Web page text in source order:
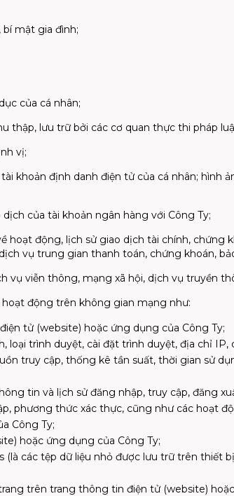
bí mật gia đình;
của cá nhân;
thập, lưu trữ bởi các cơ quan thực thi pháp
vị;
khoản định danh điện tử của cá nhân; hình
của tài khoản ngân hàng với Công Ty;
hoạt động, lịch sử giao dịch tài chính, chứng
vụ trung gian thanh toán, chứng khoán,
vụ viễn thông, mạng xã hội, dịch vụ truyền
động trên không gian mạng như:
tử (website) hoặc ứng dụng của Công Ty;
loại trình duyệt, cài đặt trình duyệt, địa chỉ
truy cập, thống kê tần suất, thời gian sử
tin và lịch sử đăng nhập, truy cập, đăng
phương thức xác thực, cũng như các hoạt
Công Ty;
hoặc ứng dụng của Công Ty;
(là các tệp dữ liệu nhỏ được lưu trữ trên thiết
trên trang thông tin điện tử (website)